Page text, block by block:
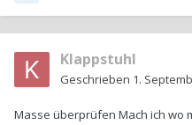
Klappstuhl
Geschrieben 1.
Masse überprüfen Mach ich wo